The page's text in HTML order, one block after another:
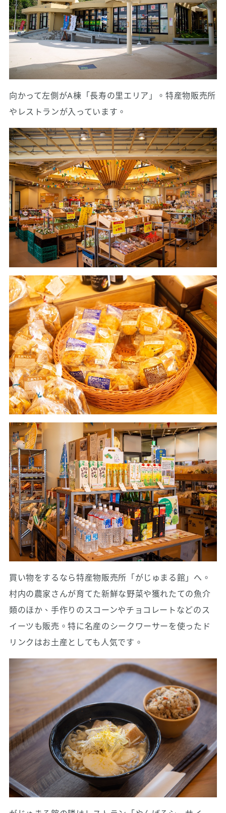
向かって左側がA棟「長寿の里エリア」。特産物販売所
やレストランが入っています。
買い物をするなら特産物販売所「がじゅまる館」へ。
村内の農家さんが育てた新鮮な野菜や獲れたての魚介
類のほか、手作りのスコーンやチョコレートなどのス
イーツも販売。特に名産のシークワーサーを使ったド
リンクはお土産としても人気です。